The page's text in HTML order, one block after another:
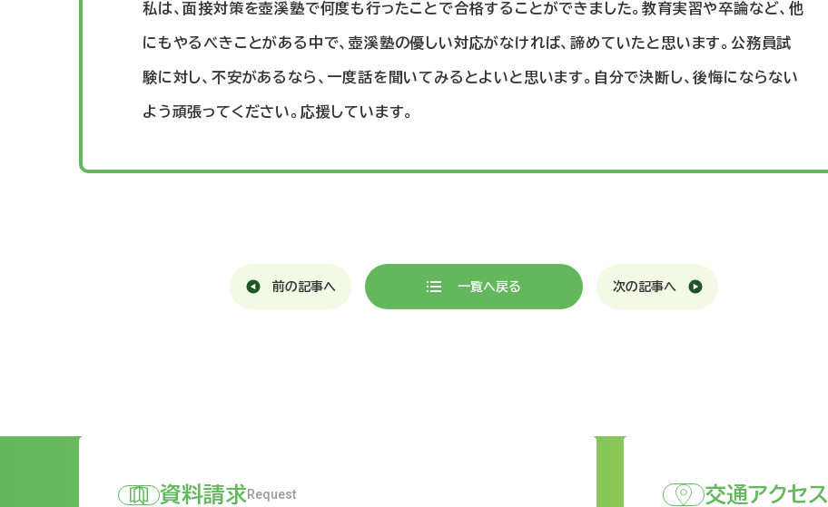
私は、面接対策を壺溪塾で何度も行ったことで合格することができました。教育実習や卒論など、他
にもやるべきことがある中で、壺溪塾の優しい対応がなければ、諦めていたと思います。公務員試
験に対し、不安があるなら、一度話を聞いてみるとよいと思います。自分で決断し、後悔にならない
よう頑張ってください。応援しています。
一覧へ戻る
前の記事へ 次の記事へ
資料請求Request 交通アクセス